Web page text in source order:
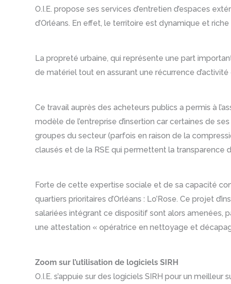
O.I.E. propose ses services d’entretien d’espaces
d’Orléans. En effet, le territoire est dynamique et
La propreté urbaine, qui représente une part
de matériel tout en assurant une récurrence
Ce travail auprès des acheteurs publics a permis à
modèle de l’entreprise d’insertion car certaines de
groupes du secteur (parfois en raison de la
clausés et de la RSE qui permettent la transparence
Forte de cette expertise sociale et de sa capacité
quartiers prioritaires d’Orléans : Lo’Rose. Ce projet
salariées intégrant ce dispositif sont alors amenées,
une attestation « opératrice en nettoyage et
Zoom sur l’utilisation de logiciels SIRH
O.I.E. s’appuie sur des logiciels SIRH pour un